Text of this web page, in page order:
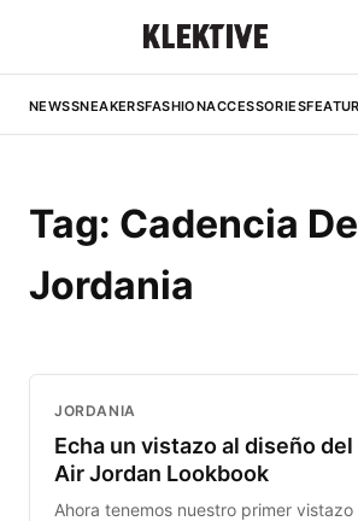
NEWSSNEAKERSFASHIONACCESSORIES
Tag: Cadencia De
Jordania
JORDANIA
Echa un vistazo al diseño
Air Jordan Lookbook
Ahora tenemos nuestro primer vistazo